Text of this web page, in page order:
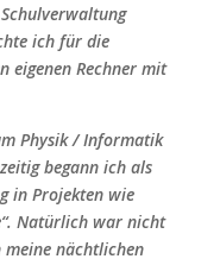
ich für die
eigenen Rechner mit
Physik / Informatik
begann ich als
in Projekten wie
Natürlich war nicht
nächtlichen